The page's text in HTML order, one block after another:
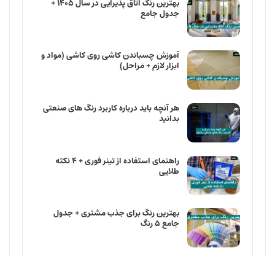
بهترین رنگ اتاق پذیرایی در سال ۱۴۰۵ +
جدول جامع
آموزش چسباندن کاشی روی کاشی (مواد و
ابزار لازم + مراحل)
هر آنچه باید درباره کاربرد رنگ ‌های صنعتی
بدانید
راهنمای استفاده از تینر فوری + ۴ نکته
طلایی
بهترین رنگ برای جذب مشتری + جدول
جامع ۵ رنگ